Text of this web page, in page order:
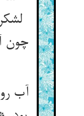
چون
آب